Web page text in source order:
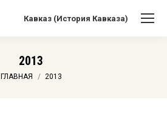
Кавказ (История Кавказа)
2013
Вы здесь:
ГЛАВНАЯ 2013